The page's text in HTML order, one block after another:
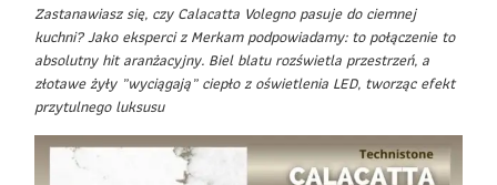
Zastanawiasz się, czy Calacatta Volegno pasuje do ciemnej
kuchni? Jako eksperci z Merkam podpowiadamy: to połączenie to
absolutny hit aranżacyjny. Biel blatu rozświetla przestrzeń, a
złotawe żyły „wyciągają” ciepło z oświetlenia LED, tworząc efekt
przytulnego luksusu